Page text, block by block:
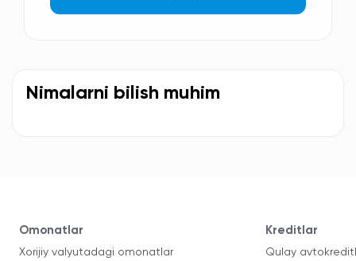
Nimalarni bilish muhim
Omonatlar
Xorijiy valyutadagi omonatlar
Kreditlar
Qulay